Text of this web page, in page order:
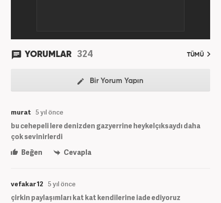
YORUMLAR 324 TÜMÜ
Bir Yorum Yapın
murat 5 yıl önce
bu cehepeli lere denizden gazyerrine heykelçıksaydı daha
çok sevinirlerdi
Beğen
Cevapla
vefakar 12 5 yıl önce
çirkin paylaşımları kat kat kendilerine iade ediyoruz